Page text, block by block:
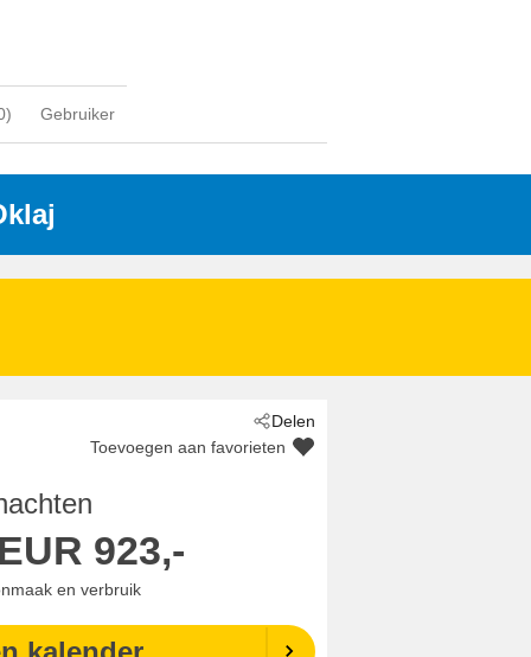
) Gebruiker
Delen
Toevoegen aan favorieten
923,-
en verbruik